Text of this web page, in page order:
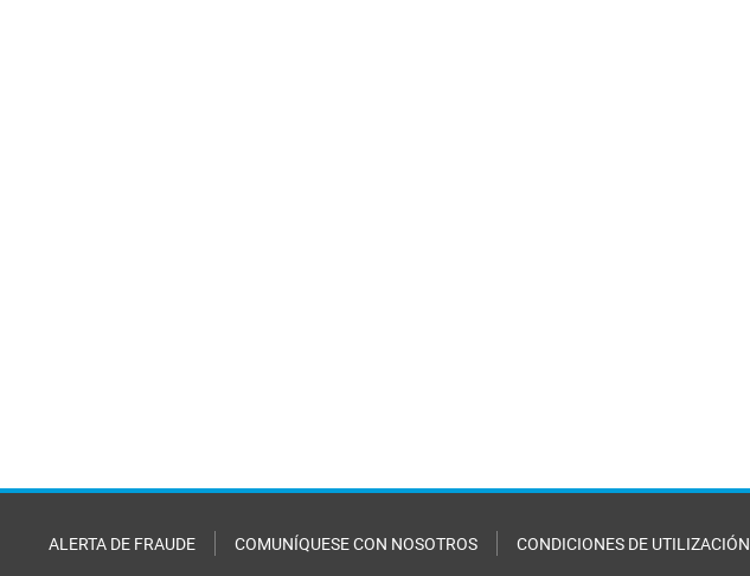
ALERTA DE FRAUDE COMUNÍQUESE CON NOSOTROS CONDICIONES DE UTILIZACIÓN